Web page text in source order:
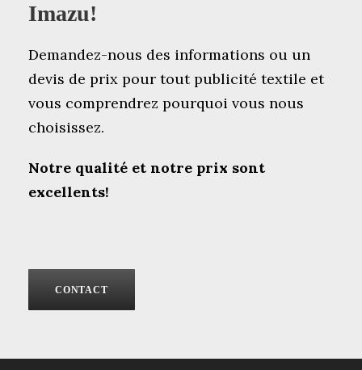
Imazu!
Demandez-nous des informations ou un
devis de prix pour tout publicité textile et
vous comprendrez pourquoi vous nous
choisissez.
Notre qualité et notre prix sont
excellents!
CONTACT